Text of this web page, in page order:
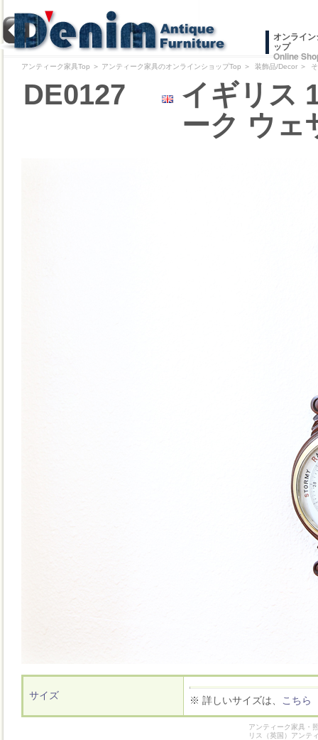
オンライ
ップ
Online
アンティーク家具Top ＞ アンティーク家具のオンラインショップTop ＞ 装飾品/Decor ＞
DE0127
イギリス
ーク ウェ
サイズ ※ 詳しいサイズは、 こちら
アンティーク家具・
リス（英国）アンテ